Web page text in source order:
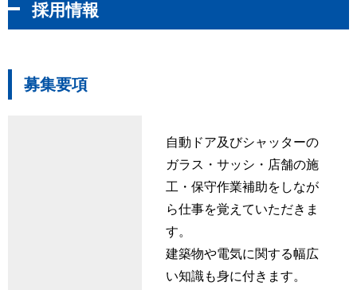
採用情報
募集要項
自動ドア及びシャッターの
ガラス・サッシ・店舗の施
工・保守作業補助をしなが
ら仕事を覚えていただきま
す。
建築物や電気に関する幅広
い知識も身に付きます。